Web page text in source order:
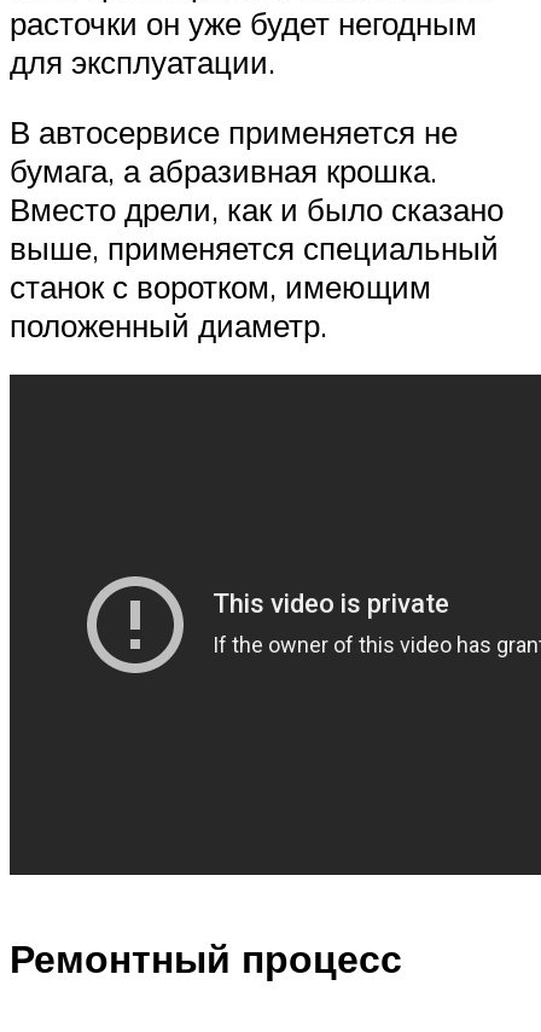
расточки он уже будет негодным
для эксплуатации.
В автосервисе применяется не
бумага, а абразивная крошка.
Вместо дрели, как и было сказано
выше, применяется специальный
станок с воротком, имеющим
положенный диаметр.
Ремонтный процесс